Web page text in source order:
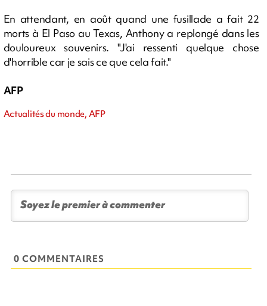
En attendant, en août quand une fusillade a fait 22
morts à El Paso au Texas, Anthony a replongé dans les
douloureux souvenirs. "J'ai ressenti quelque chose
d'horrible car je sais ce que cela fait."
AFP
Actualités du monde, AFP
0 COMMENTAIRES